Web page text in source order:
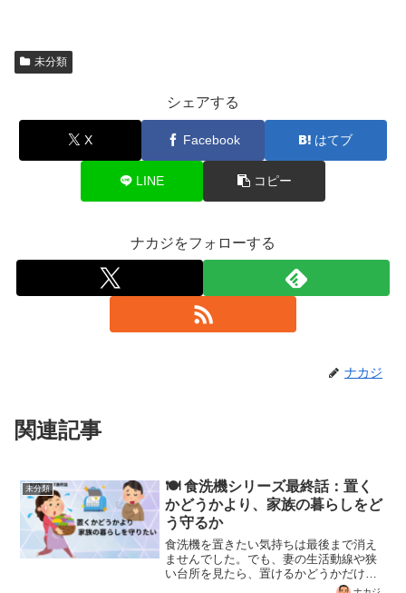
未分類
シェアする
X Facebook はてブ
LINE コピー
ナカジをフォローする
ナカジ
関連記事
未分類
🍽️ 食洗機シリーズ最終話：置く
かどうかより、家族の暮らしをど
う守るか
食洗機を置きたい気持ちは最後まで消え
ませんでした。でも、妻の生活動線や狭
い台所を見たら、置けるかどうかだけで
は決められませんでした。食洗機を通し